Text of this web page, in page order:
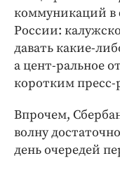
коммуникаций в
России:
давать какие-
а цент-ральное
коротким пресс-
Впрочем,
волну
день очередей